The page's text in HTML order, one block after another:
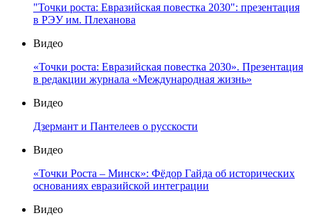
"Точки роста: Евразийская повестка 2030": презентация
в РЭУ им. Плеханова
Видео
«Точки роста: Евразийская повестка 2030». Презентация
в редакции журнала «Международная жизнь»
Видео
Дзермант и Пантелеев о русскости
Видео
«Точки Роста – Минск»: Фёдор Гайда об исторических
основаниях евразийской интеграции
Видео